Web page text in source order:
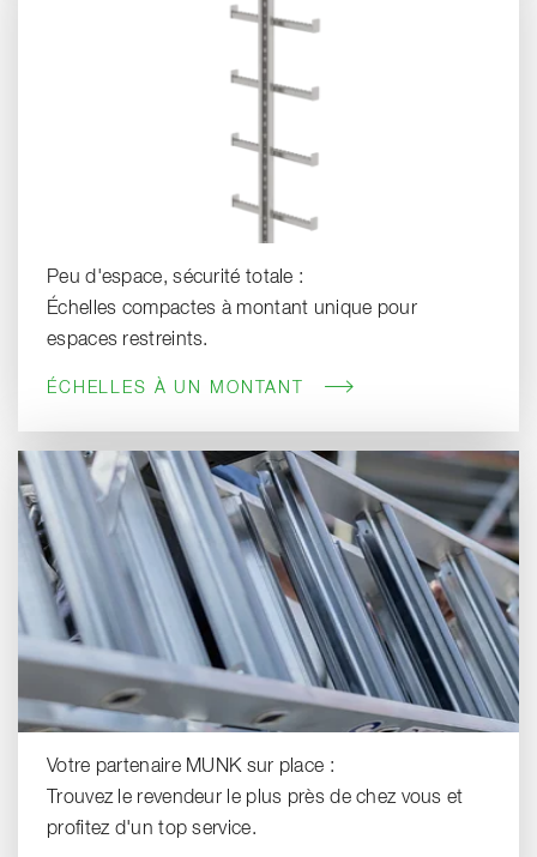
Peu d'espace, sécurité totale :
Échelles compactes à montant unique pour
espaces restreints.
ÉCHELLES À UN MONTANT
Votre partenaire MUNK sur place :
Trouvez le revendeur le plus près de chez vous et
profitez d'un top service.